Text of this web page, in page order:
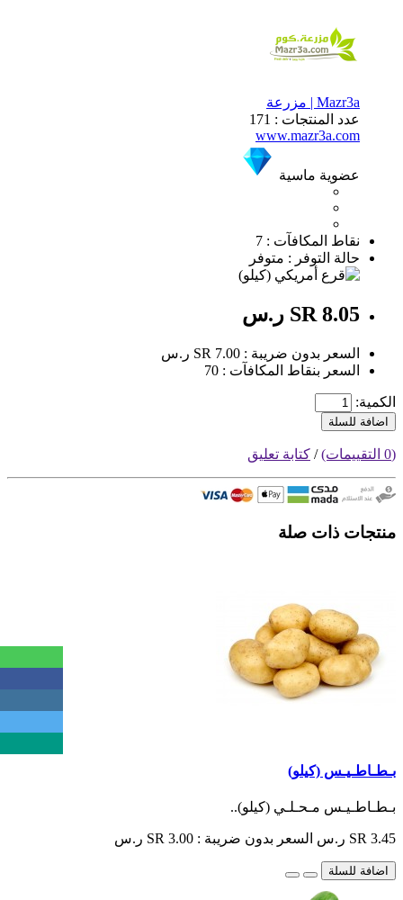
Mazr3a | مزرعة
عدد المنتجات : 171
www.mazr3a.com
عضوية ماسية
نقاط المكافآت : 7
حالة التوفر : متوفر
SR 8.05 ر.س
السعر بدون ضريبة : SR 7.00 ر.س
السعر بنقاط المكافآت : 70
الكمية:
اضافة للسلة
(0 التقييمات) / كتابة تعليق
منتجات ذات صلة
بـطـاطـيـس (كيلو)
بـطـاطـيـس مـحـلـي (كيلو)..
SR 3.45 ر.س السعر بدون ضريبة : SR 3.00 ر.س
اضافة للسلة